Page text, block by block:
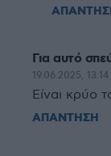
Για αυτό
19.06.2025, 13:14
Είναι κρύο
ΑΠΑΝΤΗΣΗ